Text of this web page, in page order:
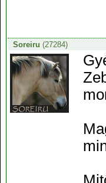
Soreiru (27284)